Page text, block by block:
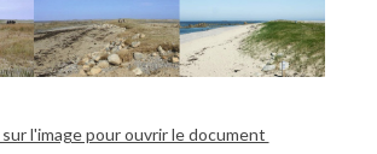
l'image pour ouvrir le document